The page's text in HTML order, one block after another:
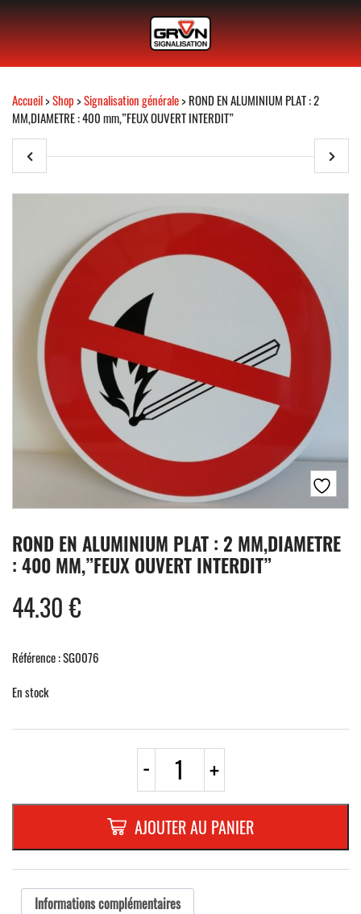
Accueil>Shop>Signalisation générale> ROND EN ALUMINIUM PLAT : 2
MM,DIAMETRE : 400 mm,”FEUX OUVERT INTERDIT”
ROND EN ALUMINIUM PLAT : 2 MM,DIAMETRE
: 400 MM,”FEUX OUVERT INTERDIT”
44.30€
Référence : SG0076
En stock
- quantité
ROND
EN
ALUMINIUM
PLAT
:
2
MM,DIAMETRE
:
+
AJOUTER AU PANIER
Informations complémentaires